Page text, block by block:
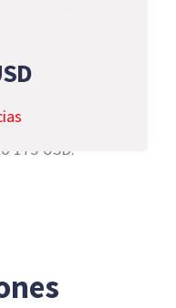
– 2 personas
dejando el
175 USD.